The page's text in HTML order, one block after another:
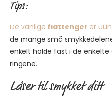
Tips:
De vanlige flattenger er
de mange små
enkelt holde fast i de
ringene.
Låser til smykket ditt